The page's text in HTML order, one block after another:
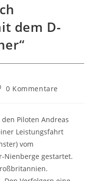
dem D-
0 Kommentare
den Piloten Andreas
Leistungsfahrt
vom
Nienberge gestartet.